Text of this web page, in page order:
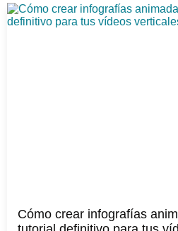
Cómo crear infografías